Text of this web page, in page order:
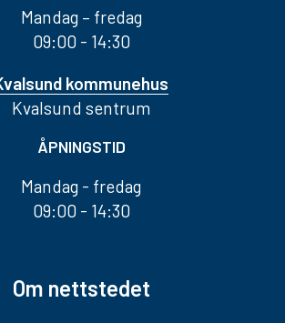
Mandag – fredag
09:00 - 14:30
kommunehus
Kvalsund sentrum
ÅPNINGSTID
Mandag - fredag
09:00 - 14:30
Om nettstedet